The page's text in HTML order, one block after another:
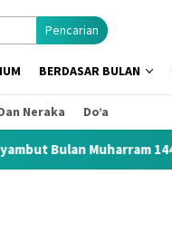
Pencarian
BERDASAR BULAN
Neraka Do’a
1448 H / 2026 M